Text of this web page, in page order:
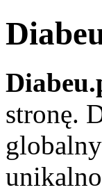
stronę.